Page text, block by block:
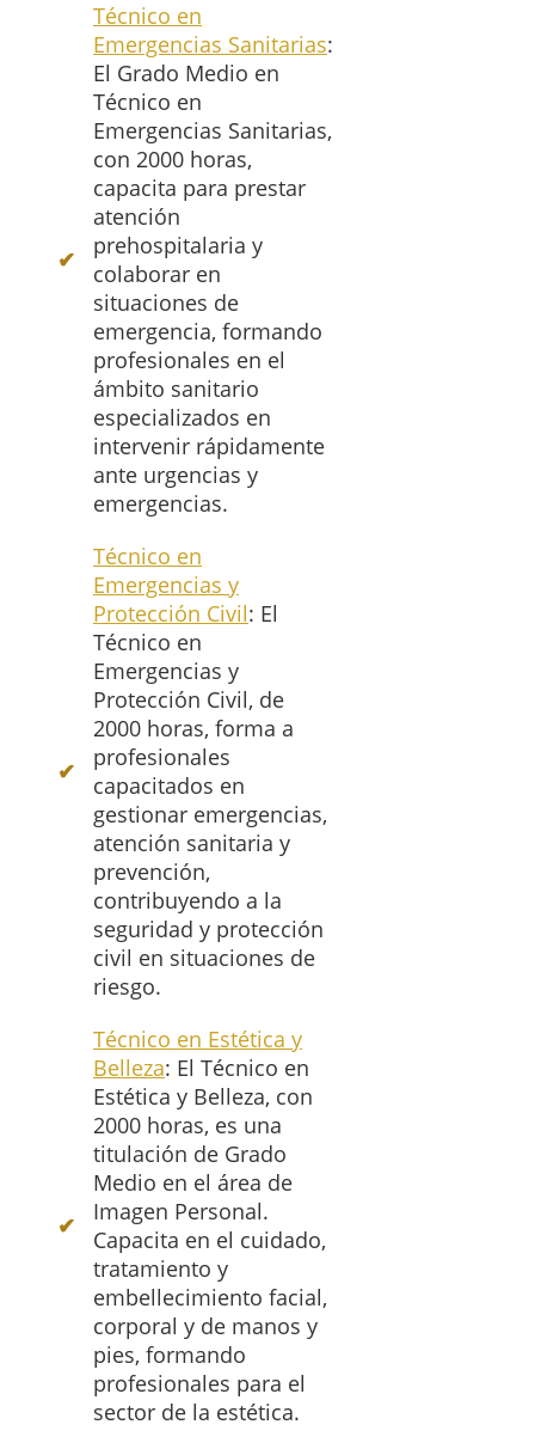
Técnico en
Emergencias Sanitarias:
El Grado Medio en
Técnico en
Emergencias Sanitarias,
con 2000 horas,
capacita para prestar
atención
prehospitalaria y
colaborar en
situaciones de
emergencia, formando
profesionales en el
ámbito sanitario
especializados en
intervenir rápidamente
ante urgencias y
emergencias.
Técnico en
Emergencias y
Protección Civil: El
Técnico en
Emergencias y
Protección Civil, de
2000 horas, forma a
profesionales
capacitados en
gestionar emergencias,
atención sanitaria y
prevención,
contribuyendo a la
seguridad y protección
civil en situaciones de
riesgo.
Técnico en Estética y
Belleza: El Técnico en
Estética y Belleza, con
2000 horas, es una
titulación de Grado
Medio en el área de
Imagen Personal.
Capacita en el cuidado,
tratamiento y
embellecimiento facial,
corporal y de manos y
pies, formando
profesionales para el
sector de la estética.